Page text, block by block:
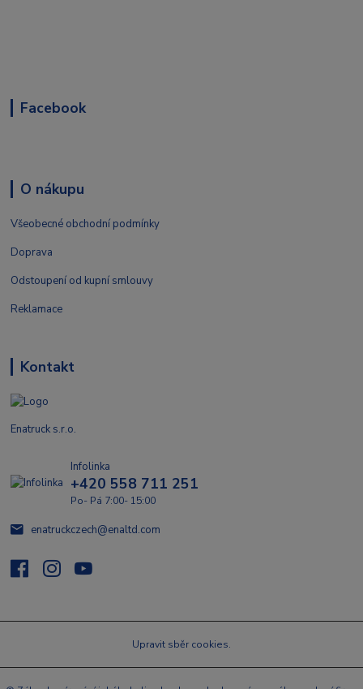
Facebook
O nákupu
Všeobecné obchodní podmínky
Doprava
Odstoupení od kupní smlouvy
Reklamace
Kontakt
Enatruck s.r.o.
Infolinka
+420 558 711 251
Po- Pá 7:00- 15:00
enatruckczech@enaltd.com
Upravit sběr cookies.